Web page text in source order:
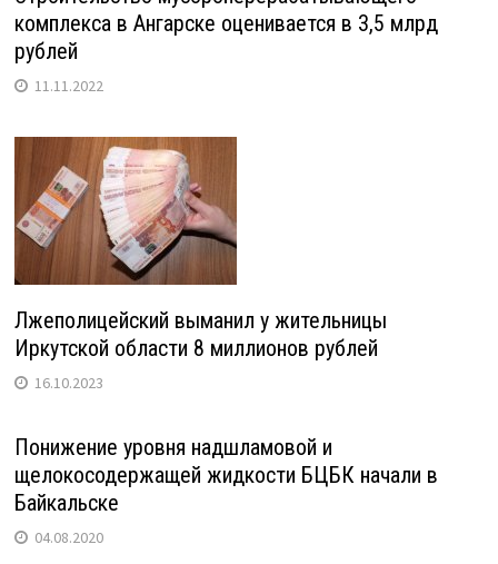
комплекса в Ангарске оценивается в 3,5 млрд
рублей
11.11.2022
Лжеполицейский выманил у жительницы
Иркутской области 8 миллионов рублей
16.10.2023
Понижение уровня надшламовой и
щелокосодержащей жидкости БЦБК начали в
Байкальске
04.08.2020